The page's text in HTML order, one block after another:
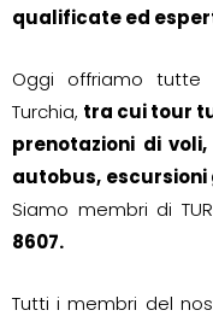
qualificate ed
Oggi offriamo tutte
Turchia, tra cui tour
prenotazioni di
autobus,
Siamo membri di
8607.
Tutti i membri del